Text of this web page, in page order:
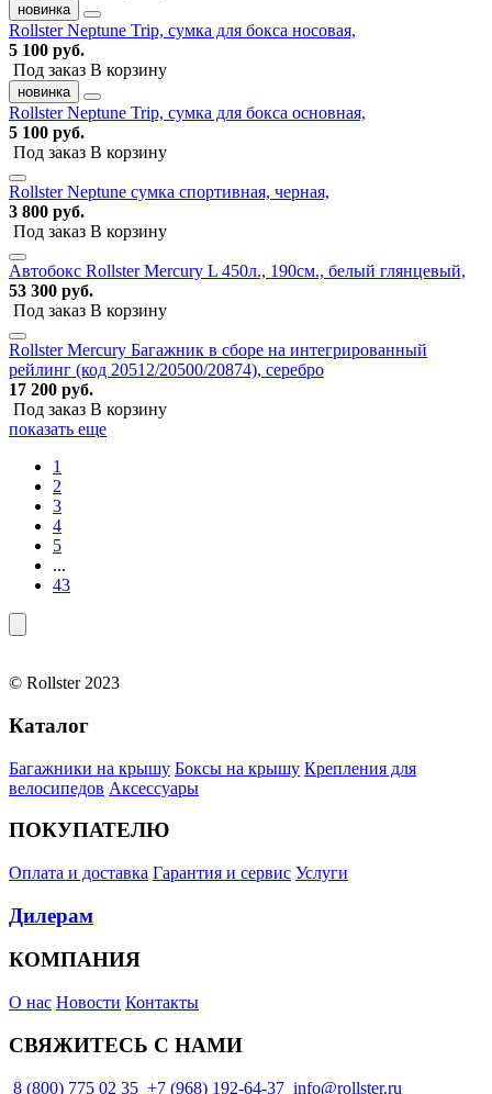
новинка
Rollster Neptune Trip, сумка для бокса носовая,
5 100 руб.
Под заказ В корзину
новинка
Rollster Neptune Trip, сумка для бокса основная,
5 100 руб.
Под заказ В корзину
Rollster Neptune сумка спортивная, черная,
3 800 руб.
Под заказ В корзину
Автобокс Rollster Mercury L 450л., 190см., белый глянцевый,
53 300 руб.
Под заказ В корзину
Rollster Mercury Багажник в сборе на интегрированный
рейлинг (код 20512/20500/20874), серебро
17 200 руб.
Под заказ В корзину
показать еще
1
2
3
4
5
...
43
© Rollster 2023
Каталог
Багажники на крышу Боксы на крышу Крепления для
велосипедов Аксессуары
ПОКУПАТЕЛЮ
Оплата и доставка Гарантия и сервис Услуги
Дилерам
КОМПАНИЯ
О нас Новости Контакты
СВЯЖИТЕСЬ С НАМИ
8 (800) 775 02 35 +7 (968) 192-64-37 info@rollster.ru